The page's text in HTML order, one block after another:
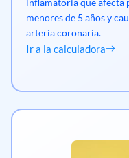
inflamatoria que afecta
menores de 5 años y
arteria coronaria.
Ir a la calculadora